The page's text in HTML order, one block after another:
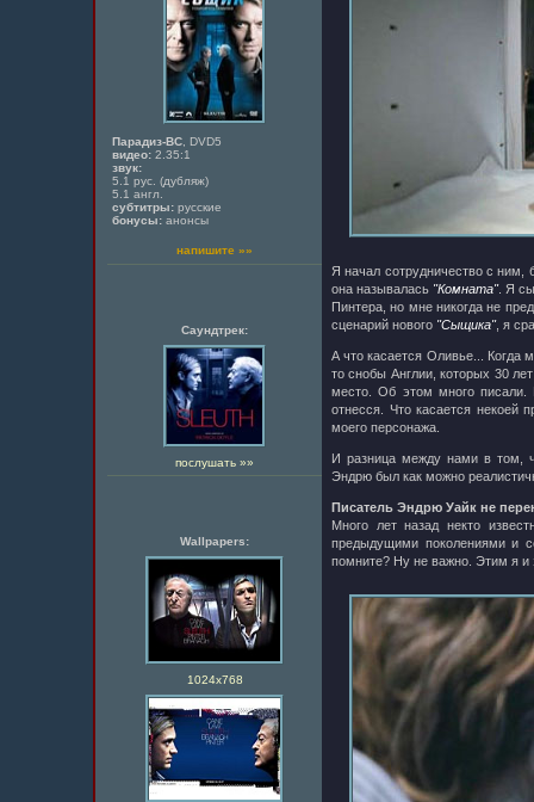
Парадиз-ВС , DVD5
видео: 2.35:1
звук:
5.1 рус. (дубляж)
5.1 англ.
субтитры: русские
бонусы: анонсы
напишите »»
Саундтрек:
послушать »»
Wallpapers:
1024х768
Я начал сотрудничество с
она называлась "Комната". Я
Пинтера, но мне никогда не
сценарий нового "Сыщика", я
А что касается Оливье... Когда
то снобы Англии, которых 30
место. Об этом много писали.
отнесся. Что касается некоей
моего персонажа.
И разница между нами в том,
Эндрю был как можно
Писатель Эндрю Уайк не
Много лет назад некто
предыдущими поколениями и
помните? Ну не важно. Этим я